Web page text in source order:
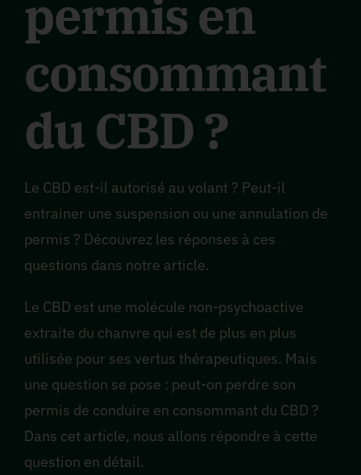
permis en
consommant
du CBD ?
Le CBD est-il autorisé au volant ? Peut-il
entrainer une suspension ou une annulation de
permis ? Découvrez les réponses à ces
questions dans notre article.
Le CBD est une molécule non-psychoactive
extraite du chanvre qui est de plus en plus
utilisée pour ses vertus thérapeutiques. Mais
une question se pose : peut-on perdre son
permis de conduire en consommant du CBD ?
Dans cet article, nous allons répondre à cette
question en détail.